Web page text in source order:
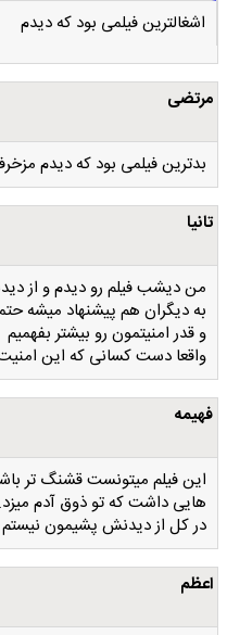
اشغالترین فیلمی بود که دیدم
مرتضی
بدترین فیلمی بود که دیدم
تانیا
من دیشب فیلم رو دیدم و از
به دیگران هم پیشنهاد میشه
و قدر امنیتمون رو بیشتر بفهمیم
واقعا دست کسانی که این
فهیمه
این فیلم میتونست قشنگ تر
هایی داشت که تو ذوق آدم میزد.
در کل از دیدنش پشیمون نیستم
اعظم